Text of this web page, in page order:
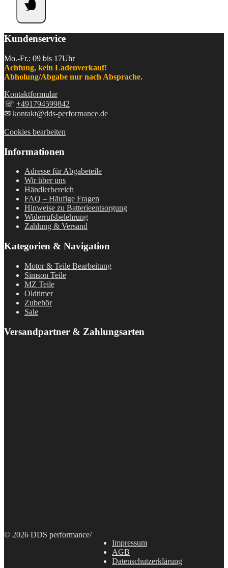
Kundenservice
Mo.-Fr.: 09 bis 17Uhr
Achtung, kein Ladenverkauf!
Abholung/Abgabe nur nach Absprache.
Kontaktformular
☏ +491794599842
✉ kontakt@dds-performance.de
Cookies bearbeiten
Informationen
Adresse für Abgabeteile
Wir über uns
Händlerbereich
FAQ – Häufige Fragen
Hinweise zu Batterieentsorgung
Widerrufsbelehrung
Zahlung & Versand
Kategorien & Navigation
Motor & Teile Bearbeitung
Simson Teile
MZ Teile
Oldtimer
Zubehör
Sale
Versandpartner & Zahlungsarten
© 2026 DDS performance/
Impressum
AGB
Datenschutzerklärung